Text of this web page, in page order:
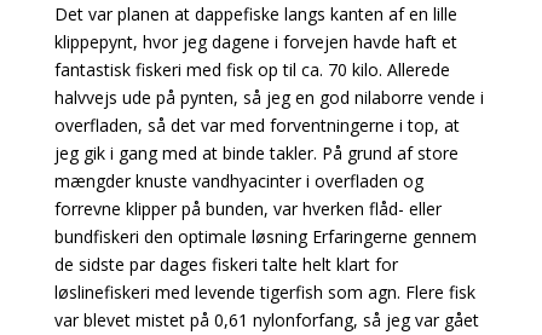
Det var planen at dappefiske langs kanten af en lille
klippepynt, hvor jeg dagene i forvejen havde haft et
fantastisk fiskeri med fisk op til ca. 70 kilo. Allerede
halvvejs ude på pynten, så jeg en god nilaborre vende i
overfladen, så det var med forventningerne i top, at
jeg gik i gang med at binde takler. På grund af store
mængder knuste vandhyacinter i overfladen og
forrevne klipper på bunden, var hverken flåd- eller
bundfiskeri den optimale løsning Erfaringerne gennem
de sidste par dages fiskeri talte helt klart for
løslinefiskeri med levende tigerfish som agn. Flere fisk
var blevet mistet på 0,61 nylonforfang, så jeg var gået